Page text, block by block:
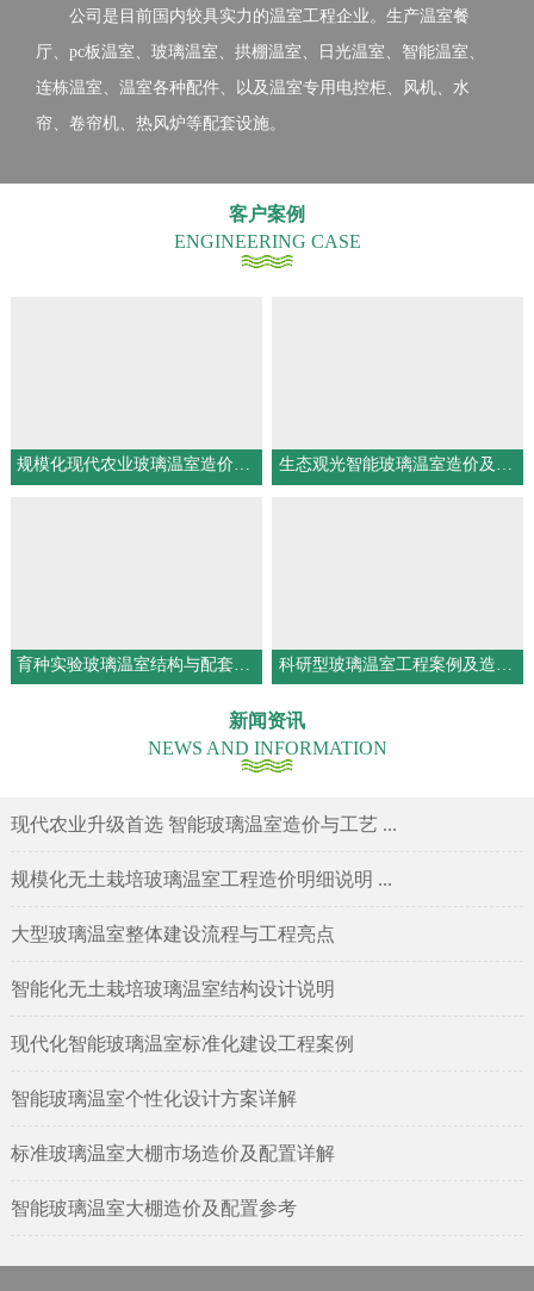
公司是目前国内较具实力的温室工程企业。生产温室餐
厅、pc板温室、玻璃温室、拱棚温室、日光温室、智能温室、
连栋温室、温室各种配件、以及温室专用电控柜、风机、水
帘、卷帘机、热风炉等配套设施。
客户案例
ENGINEERING CASE
规模化现代农业玻璃温室造价构成与工程优势解析 生态观光智能玻璃温室造价及配套配置详解
新闻资讯
NEWS AND INFORMATION
现代农业升级首选 智能玻璃温室造价与工艺 ...
规模化无土栽培玻璃温室工程造价明细说明 ...
大型玻璃温室整体建设流程与工程亮点
智能化无土栽培玻璃温室结构设计说明
现代化智能玻璃温室标准化建设工程案例
智能玻璃温室个性化设计方案详解
标准玻璃温室大棚市场造价及配置详解
智能玻璃温室大棚造价及配置参考